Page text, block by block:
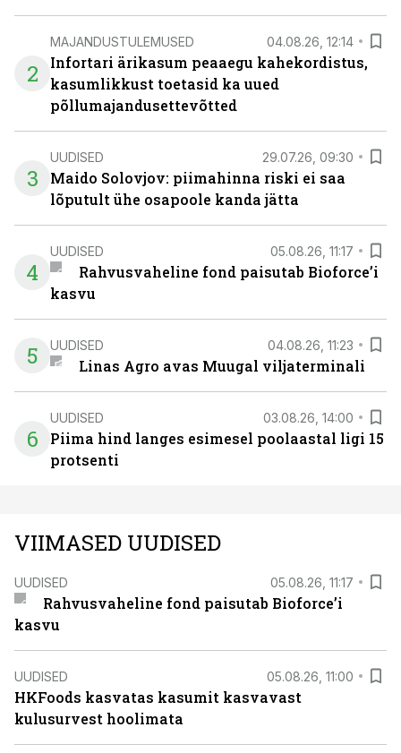
2
MAJANDUSTULEMUSED 04.08.26, 12:14
Infortari ärikasum peaaegu kahekordistus,
kasumlikkust toetasid ka uued
põllumajandusettevõtted
3
UUDISED 29.07.26, 09:30
Maido Solovjov: piimahinna riski ei saa
lõputult ühe osapoole kanda jätta
4
UUDISED 05.08.26, 11:17
Rahvusvaheline fond paisutab Bioforce’i
kasvu
5 UUDISED 04.08.26, 11:23
Linas Agro avas Muugal viljaterminali
6
UUDISED 03.08.26, 14:00
Piima hind langes esimesel poolaastal ligi 15
protsenti
VIIMASED UUDISED
UUDISED 05.08.26, 11:17
Rahvusvaheline fond paisutab Bioforce’i
kasvu
UUDISED 05.08.26, 11:00
HKFoods kasvatas kasumit kasvavast
kulusurvest hoolimata